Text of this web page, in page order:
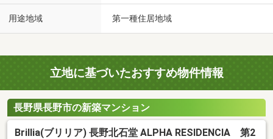
用途地域 第一種住居地域
立地に基づいたおすすめ物件情報
長野県長野市の新築マンション
Brillia(ブリリア) 長野北石堂 ALPHA RESIDENCIA 第2